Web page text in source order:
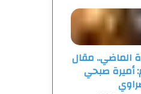
الماضي.. مقال
أميرة صبحي